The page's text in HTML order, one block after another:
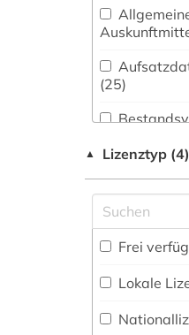
Buch- und
(368)
Chemie
Elektronik,
albrecht
allgemeines
altbestand
alte drucke
alte
korbach (1)
(25)
Repositorien
▲ Lizenztyp (4)
Frei
Lokale